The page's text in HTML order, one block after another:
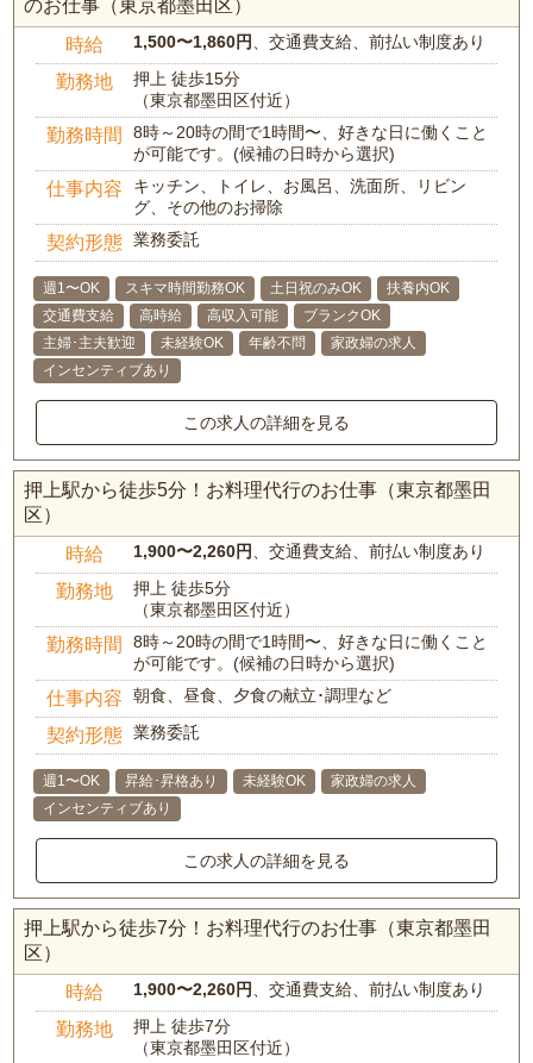
のお仕事（東京都墨田区）
時給 1,500〜1,860円 、交通費支給、前払い制度あり
勤務地
押上 徒歩15分
（東京都墨田区付近）
勤務時間
8時～20時の間で1時間〜、好きな日に働くこと
が可能です。(候補の日時から選択)
仕事内容
キッチン、トイレ、お風呂、洗面所、リビン
グ、その他のお掃除
契約形態 業務委託
週1〜OK スキマ時間勤務OK 土日祝のみOK
扶養内OK
交通費支給
高時給 高収入可能
ブランクOK
主婦･主夫歓迎
未経験OK 年齢不問
家政婦の求人
インセンティブあり
この求人の詳細を見る
押上駅から徒歩5分！お料理代行のお仕事（東京都墨田
区）
時給 1,900〜2,260円 、交通費支給、前払い制度あり
勤務地
押上 徒歩5分
（東京都墨田区付近）
勤務時間
8時～20時の間で1時間〜、好きな日に働くこと
が可能です。(候補の日時から選択)
仕事内容 朝食、昼食、夕食の献立･調理など
契約形態 業務委託
週1〜OK 昇給･昇格あり 未経験OK
家政婦の求人
インセンティブあり
この求人の詳細を見る
押上駅から徒歩7分！お料理代行のお仕事（東京都墨田
区）
時給 1,900〜2,260円 、交通費支給、前払い制度あり
勤務地
押上 徒歩7分
（東京都墨田区付近）